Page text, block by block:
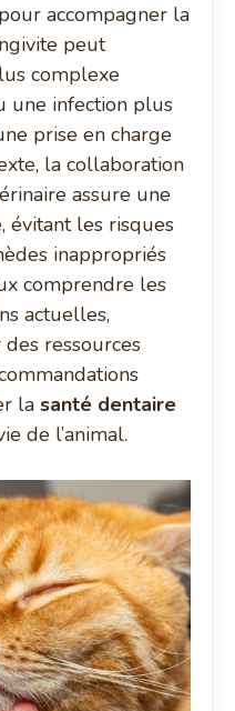
pour accompagner la
peut
complexe
une infection plus
prise en charge
la collaboration
assure une
évitant les risques
inappropriés
comprendre les
actuelles,
des ressources
lasanté dentaire
de l’animal.